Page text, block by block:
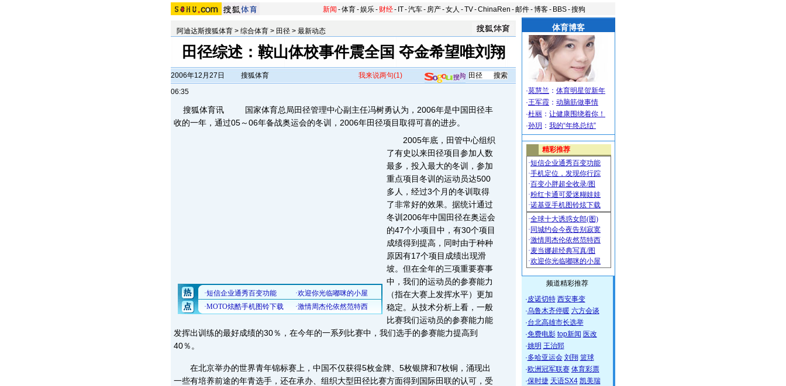
新闻 -体育-娱乐- 财经- IT-汽车- 房产-女人 -TV-ChinaRen -邮件-博客- BBS-搜狗
阿迪达斯搜狐体育 > 综合体育 > 田径 > 最新动态
田径综述：鞍山体校事件震全国 夺金希望唯刘翔
2006年12月27日
06:35
搜狐体育 我来说两句(1)
搜狐体育讯 国家体育总局田径管理中心副主任冯树勇认为，2006年是中国田径丰
收的一年，通过05～06年备战奥运会的冬训，2006年田径项目取得可喜的进步。
2005年底，田管中心组织
了有史以来田径项目参加人数
最多，投入最大的冬训，参加
重点项目冬训的运动员达500
多人，经过3个月的冬训取得
了非常好的效果。据统计通过
冬训2006年中国田径在奥运会
的47个小项目中，有30个项目
成绩得到提高，同时由于种种
原因有17个项目成绩出现滑
坡。但在全年的三项重要赛事
中，我们的运动员的参赛能力
（指在大赛上发挥水平）更加
稳定。从技术分析上看，一般
比赛我们运动员的参赛能力能
发挥出训练的最好成绩的30％，在今年的一系列比赛中，我们选手的参赛能力提高到
40％。
在北京举办的世界青年锦标赛上，中国不仅获得5枚金牌、5枚银牌和7枚铜，涌现出
一些有培养前途的年青选手，还在承办、组织大型田径比赛方面得到国际田联的认可，受
体育博客
·莫慧兰 ： 体育明星贺新年
·王军霞 ： 动脑筋做事情
·杜丽 ： 让健康围绕着你！
·孙玥 ： 我的“年终总结”
频道精彩推荐
·皮诺切特 西安事变
·乌鲁木齐停暖 六方会谈
·台北高雄市长选举
·免费电影 top新闻 医改
·姚明 王治郅
·多哈亚运会 刘翔 篮球
·欧洲冠军联赛 体育彩票
·保时捷 天语SX4 凯美瑞